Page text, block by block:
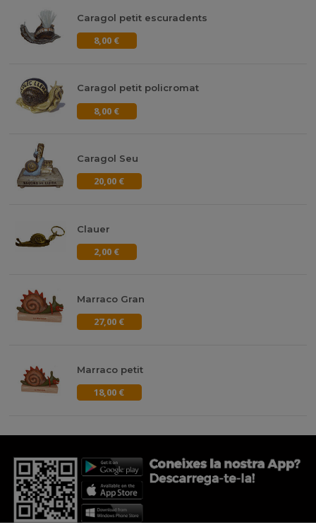
Caragol petit escuradents
8,00 €
Caragol petit policromat
8,00 €
Caragol Seu
20,00 €
Clauer
2,00 €
Marraco Gran
27,00 €
Marraco petit
18,00 €